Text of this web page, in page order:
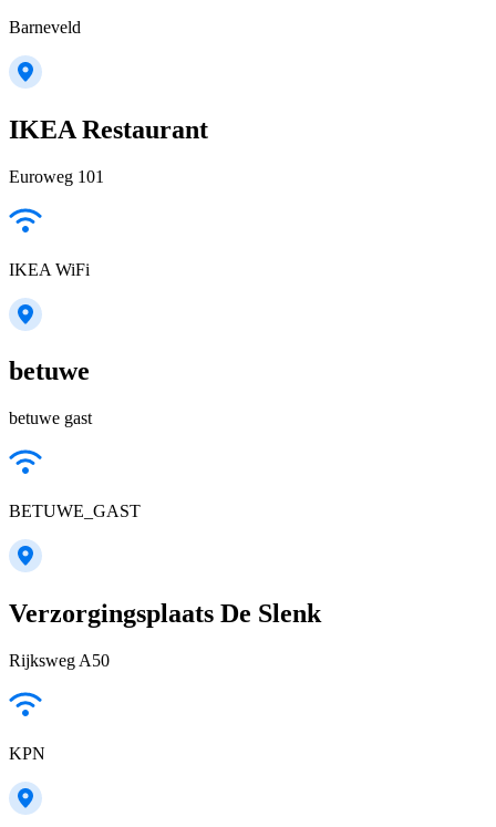
Barneveld
IKEA Restaurant
Euroweg 101
IKEA WiFi
betuwe
betuwe gast
BETUWE_GAST
Verzorgingsplaats De Slenk
Rijksweg A50
KPN